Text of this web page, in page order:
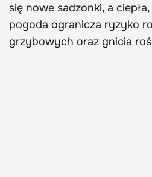
się nowe sadzonki, a
pogoda ogranicza ryzyko
grzybowych oraz gnicia